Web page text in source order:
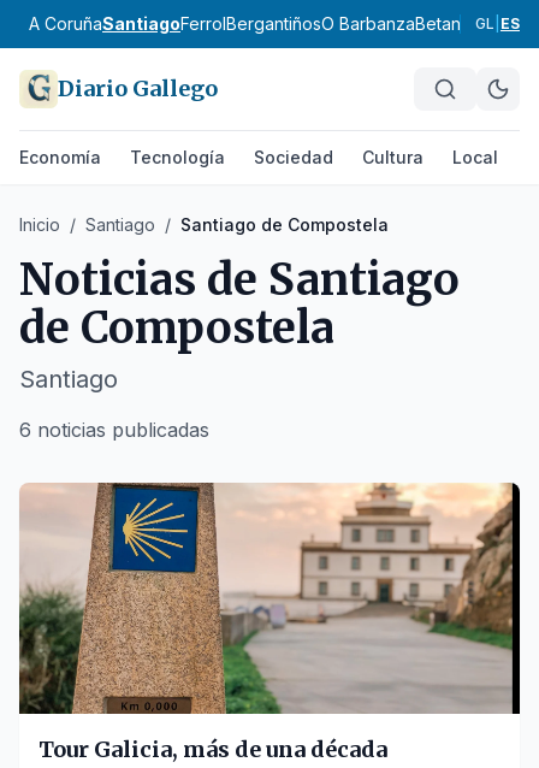
A CoruñaSantiagoFerrolBergantiñosO BarbanzaBetanzosOrdes
GL ES
Diario Gallego
Economía Tecnología Sociedad Cultura Local
Inicio / Santiago / Santiago de Compostela
Noticias de Santiago
de Compostela
Santiago
6 noticias publicadas
Tour Galicia, más de una década